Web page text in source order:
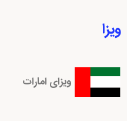
ویزا
ویزای امارات